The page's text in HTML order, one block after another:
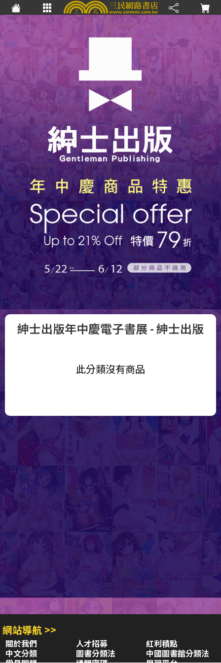
紳士出版年中慶電子書展 - 紳士出版
此分類沒有商品
網站導航 >>
關於我們 人才招募
紅利積點
中文分類
圖書分類法
中國圖書館分類法